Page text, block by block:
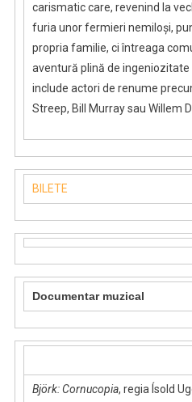
carismatic care, revenind la
furia unor fermieri nemiloși,
propria familie, ci întreaga
aventură plină de ingeniozitate
include actori de renume
Streep, Bill Murray sau Willem
BILETE
Documentar muzical
Björk: Cornucopia, regia Ísold